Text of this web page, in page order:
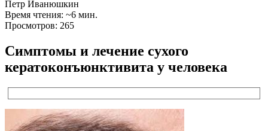
Петр Иванюшкин
Время чтения: ~6 мин.
Просмотров: 265
Симптомы и лечение сухого
кератоконъюнктивита у человека